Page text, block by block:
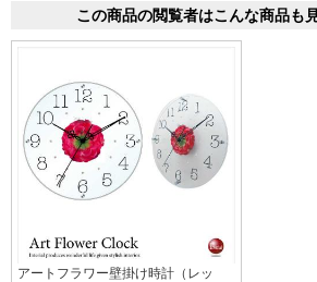
この商品の閲覧者はこんな商品も
アートフラワー壁掛け時計（レッ